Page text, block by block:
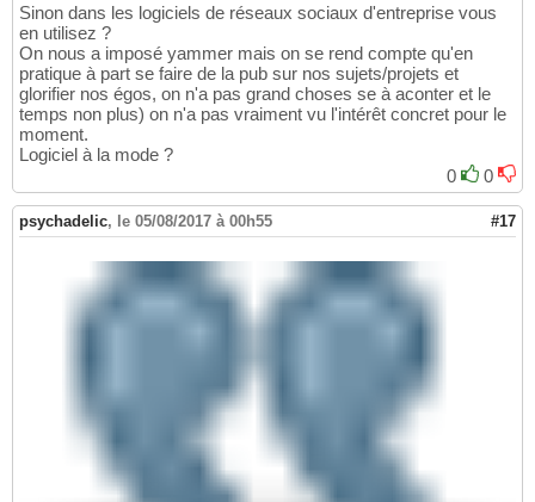
Sinon dans les logiciels de réseaux sociaux d'entreprise vous
en utilisez ?
On nous a imposé yammer mais on se rend compte qu'en
pratique à part se faire de la pub sur nos sujets/projets et
glorifier nos égos, on n'a pas grand choses se à aconter et le
temps non plus) on n'a pas vraiment vu l'intérêt concret pour le
moment.
Logiciel à la mode ?
0
0
psychadelic, le 05/08/2017 à 00h55 #17